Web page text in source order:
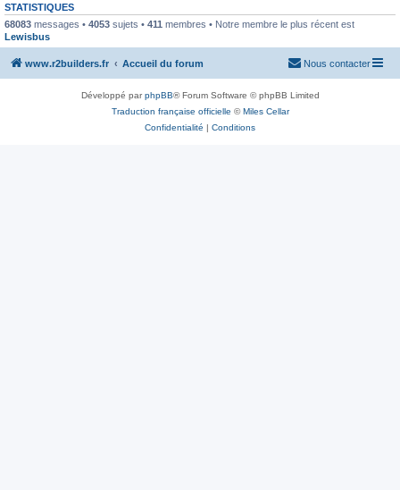
STATISTIQUES
68083 messages • 4053 sujets • 411 membres • Notre membre le plus récent est
Lewisbus
www.r2builders.fr Accueil du forum Nous contacter
Développé parphpBB® Forum Software © phpBB Limited
Traduction française officielle ©Miles Cellar
Confidentialité | Conditions